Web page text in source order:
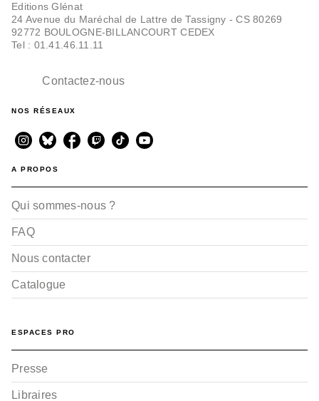
Editions Glénat
24 Avenue du Maréchal de Lattre de Tassigny - CS 80269
92772 BOULOGNE-BILLANCOURT CEDEX
Tel : 01.41.46.11.11
Contactez-nous
NOS RÉSEAUX
A PROPOS
Qui sommes-nous ?
FAQ
Nous contacter
Catalogue
ESPACES PRO
Presse
Libraires